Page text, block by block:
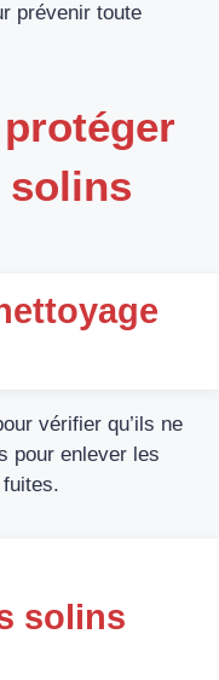
prévenir toute
solins
vérifier qu’ils ne
pour enlever les
solins